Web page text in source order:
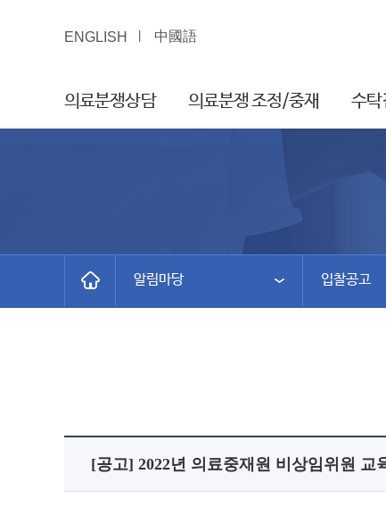
ENGLISH 中國語
의료분쟁상담 의료분쟁 조정/중재 수탁
알림마당 입찰공고
[공고] 2022년 의료중재원 비상임위원 교